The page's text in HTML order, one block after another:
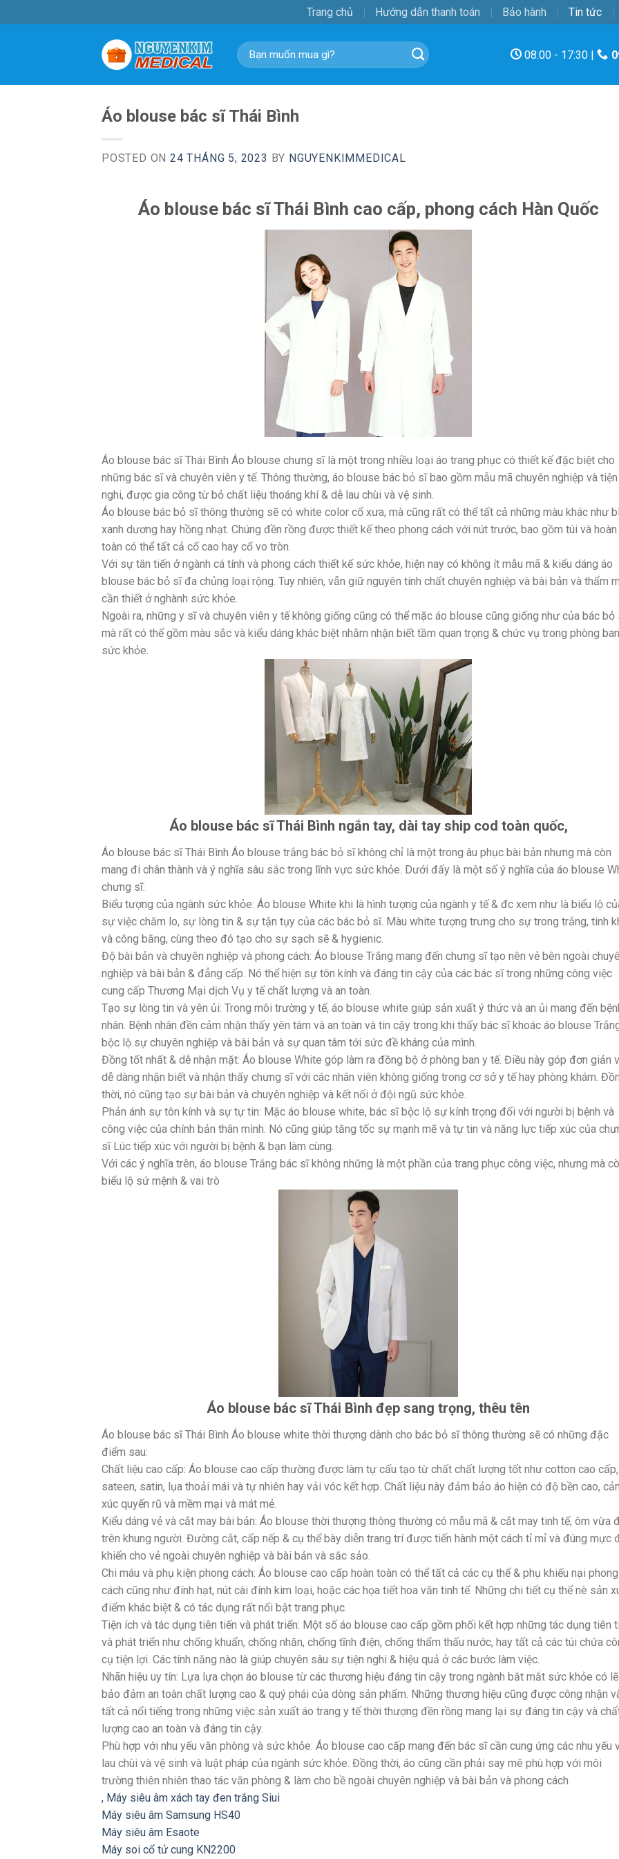
to
Trang chủ Hướng dẫn thanh toán Bảo hành Tin tức
Tìm
kiếm:
08:00 - 17:30 |
Áo blouse bác sĩ Thái Bình
POSTED ON24 THÁNG 5, 2023 BY NGUYENKIMMEDICAL
Áo blouse bác sĩ Thái Bình cao cấp, phong cách Hàn Quốc
Áo blouse bác sĩ Thái Bình Áo blouse chưng sĩ là một trong nhiều loại áo trang phục có thiết kế đặc biệt cho
những bác sĩ và chuyên viên y tế. Thông thường, áo blouse bác bỏ sĩ bao gồm mẫu mã chuyên nghiệp và tiện
nghi, được gia công từ bỏ chất liệu thoáng khí & dễ lau chùi và vệ sinh.
Áo blouse bác bỏ sĩ thông thường sẽ có white color cổ xưa, mà cũng rất có thể tất cả những màu khác như
xanh dương hay hồng nhạt. Chúng đền rồng được thiết kế theo phong cách với nút trước, bao gồm túi và hoàn
toàn có thể tất cả cổ cao hay cổ vo tròn.
Với sự tân tiến ở ngành cá tính và phong cách thiết kế sức khỏe, hiện nay có không ít mẫu mã & kiểu dáng áo
blouse bác bỏ sĩ đa chủng loại rộng. Tuy nhiên, vẫn giữ nguyên tính chất chuyên nghiệp và bài bản và thẩm
cần thiết ở nghành sức khỏe.
Ngoài ra, những y sĩ và chuyên viên y tế không giống cũng có thể mặc áo blouse cũng giống như của bác bỏ
mà rất có thể gồm màu sắc và kiểu dáng khác biệt nhằm nhận biết tầm quan trọng & chức vụ trong phòng ban
sức khỏe.
Áo blouse bác sĩ Thái Bình ngắn tay, dài tay ship cod toàn quốc,
Áo blouse bác sĩ Thái Bình Áo blouse trắng bác bỏ sĩ không chỉ là một trong âu phục bài bản nhưng mà còn
mang đi chân thành và ý nghĩa sâu sắc trong lĩnh vực sức khỏe. Dưới đấy là một số ý nghĩa của áo blouse
chưng sĩ:
Biểu tượng của ngành sức khỏe: Áo blouse White khi là hình tượng của ngành y tế & đc xem như là biểu lộ
sự việc chăm lo, sự lòng tin & sự tận tụy của các bác bỏ sĩ. Màu white tượng trưng cho sự trong trắng, tinh
và công bằng, cùng theo đó tạo cho sự sạch sẽ & hygienic.
Độ bài bản và chuyên nghiệp và phong cách: Áo blouse Trắng mang đến chưng sĩ tạo nên vẻ bên ngoài
nghiệp và bài bản & đẳng cấp. Nó thể hiện sự tôn kính và đáng tin cậy của các bác sĩ trong những công việc
cung cấp Thương Mại dịch Vụ y tế chất lượng và an toàn.
Tạo sự lòng tin và yên ủi: Trong môi trường y tế, áo blouse white giúp sản xuất ý thức và an ủi mang đến
nhân. Bệnh nhân đền cảm nhận thấy yên tâm và an toàn và tin cậy trong khi thấy bác sĩ khoác áo blouse
bộc lộ sự chuyên nghiệp và bài bản và sự quan tâm tới sức đề kháng của mình.
Đồng tốt nhất & dễ nhận mặt: Áo blouse White góp làm ra đồng bộ ở phòng ban y tế. Điều này góp đơn giản
dễ dàng nhận biết và nhận thấy chưng sĩ với các nhân viên không giống trong cơ sở y tế hay phòng khám.
thời, nó cũng tạo sự bài bản và chuyên nghiệp và kết nối ở đội ngũ sức khỏe.
Phản ánh sự tôn kính và sự tự tin: Mặc áo blouse white, bác sĩ bộc lộ sự kính trọng đối với người bị bệnh và
công việc của chính bản thân mình. Nó cũng giúp tăng tốc sự mạnh mẽ và tự tin và năng lực tiếp xúc của
sĩ Lúc tiếp xúc với người bị bệnh & bạn làm cùng.
Với các ý nghĩa trên, áo blouse Trắng bác sĩ không những là một phần của trang phục công việc, nhưng mà
biểu lộ sứ mệnh & vai trò
Áo blouse bác sĩ Thái Bình đẹp sang trọng, thêu tên
Áo blouse bác sĩ Thái Bình Áo blouse white thời thượng dành cho bác bỏ sĩ thông thường sẽ có những đặc
điểm sau:
Chất liệu cao cấp: Áo blouse cao cấp thường được làm tự cấu tạo từ chất chất lượng tốt như cotton cao cấp,
sateen, satin, lụa thoải mái và tự nhiên hay vải vóc kết hợp. Chất liệu này đảm bảo áo hiện có độ bền cao,
xúc quyến rũ và mềm mại và mát mẻ.
Kiểu dáng vẻ và cắt may bài bản: Áo blouse thời thượng thông thường có mẫu mã & cắt may tinh tế, ôm vừa
trên khung người. Đường cắt, cấp nếp & cụ thể bày diễn trang trí được tiến hành một cách tỉ mỉ và đúng mực
khiến cho vẻ ngoài chuyên nghiệp và bài bản và sắc sảo.
Chi máu và phụ kiện phong cách: Áo blouse cao cấp hoàn toàn có thể tất cả các cụ thể & phụ khiếu nại phong
cách cũng như đính hạt, nút cài đính kim loại, hoặc các họa tiết hoa văn tinh tế. Những chi tiết cụ thể nè sản
điểm khác biệt & có tác dụng rất nổi bật trang phục.
Tiện ích và tác dụng tiên tiến và phát triển: Một số áo blouse cao cấp gồm phối kết hợp những tác dụng tiên
và phát triển như chống khuẩn, chống nhăn, chống tĩnh điện, chống thẩm thấu nước, hay tất cả các túi chứa
cụ tiện lợi. Các tính năng nào là giúp chuyên sâu sự tiện nghi & hiệu quả ở các bước làm việc.
Nhãn hiệu uy tín: Lựa lựa chọn áo blouse từ các thương hiệu đáng tin cậy trong ngành bắt mắt sức khỏe có lẽ
bảo đảm an toàn chất lượng cao & quý phái của dòng sản phẩm. Những thương hiệu cũng được công nhận
tất cả nổi tiếng trong những việc sản xuất áo trang y tế thời thượng đền rồng mang lại sự đáng tin cậy và
lượng cao an toàn và đáng tin cậy.
Phù hợp với nhu yếu văn phòng và sức khỏe: Áo blouse cao cấp mang đến bác sĩ cần cung ứng các nhu yếu
lau chùi và vệ sinh và luật pháp của ngành sức khỏe. Đồng thời, áo cũng cần phải say mê phù hợp với môi
trường thiên nhiên thao tác văn phòng & làm cho bề ngoài chuyên nghiệp và bài bản và phong cách
, Máy siêu âm xách tay đen trắng Siui
Máy siêu âm Samsung HS40
Máy siêu âm Esaote
Máy soi cổ tử cung KN2200